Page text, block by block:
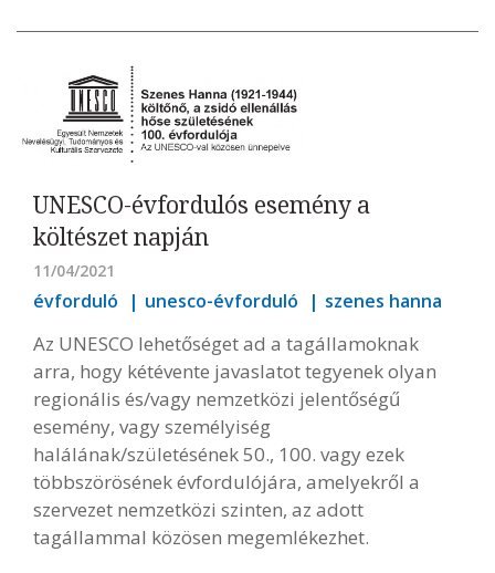
UNESCO-évfordulós esemény a
költészet napján
11/04/2021
évforduló unesco-évforduló szenes hanna
Az UNESCO lehetőséget ad a tagállamoknak
arra, hogy kétévente javaslatot tegyenek olyan
regionális és/vagy nemzetközi jelentőségű
esemény, vagy személyiség
halálának/születésének 50., 100. vagy ezek
többszörösének évfordulójára, amelyekről a
szervezet nemzetközi szinten, az adott
tagállammal közösen megemlékezhet.